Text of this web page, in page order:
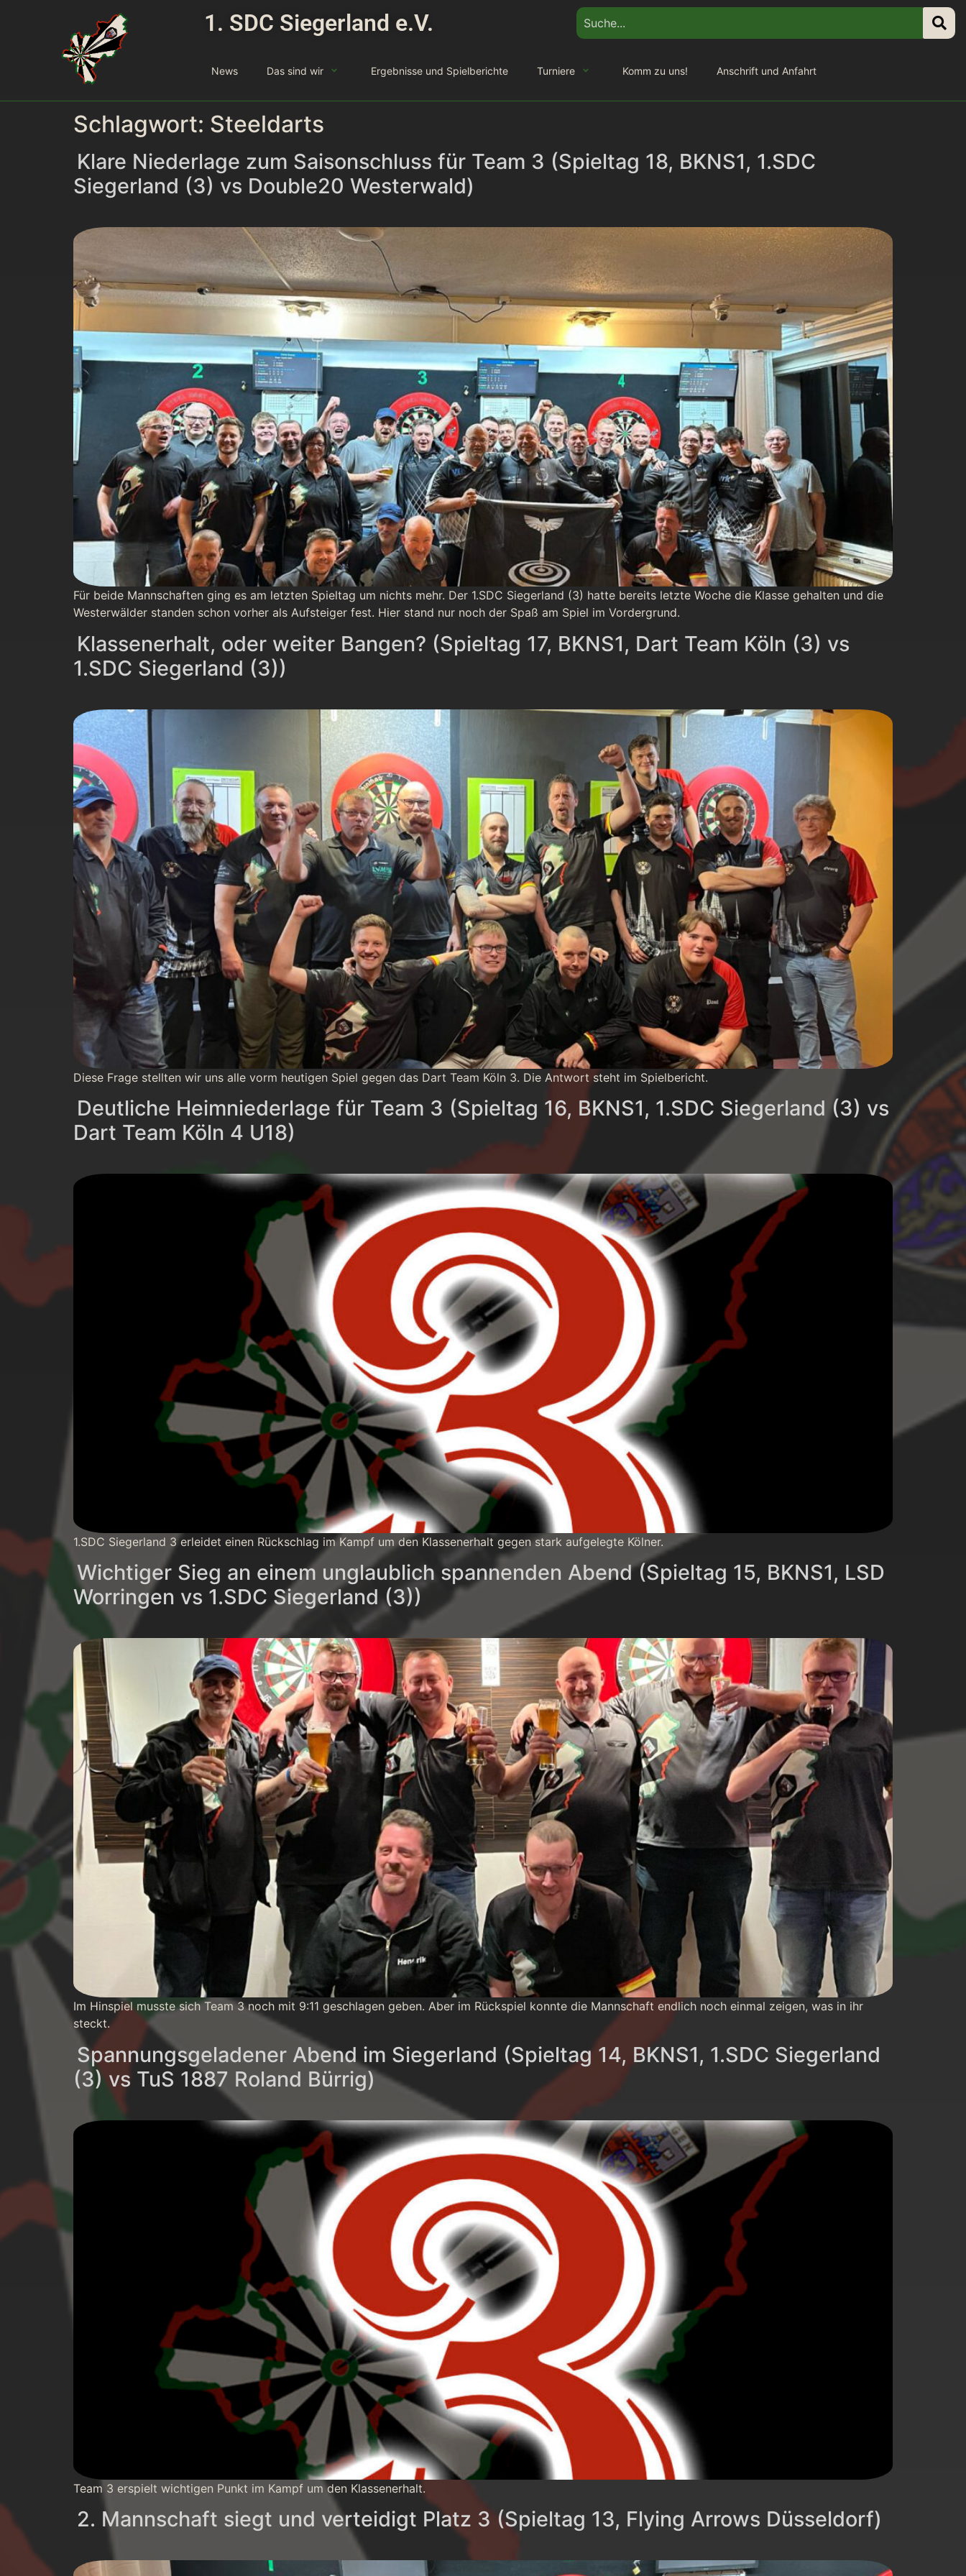
1. SDC Siegerland e.V.
News Das sind wir Ergebnisse und Spielberichte Turniere Komm zu uns! Anschrift und Anfahrt
Schlagwort: Steeldarts
Klare Niederlage zum Saisonschluss für Team 3 (Spieltag 18, BKNS1, 1.SDC
Siegerland (3) vs Double20 Westerwald)
Für beide Mannschaften ging es am letzten Spieltag um nichts mehr. Der 1.SDC Siegerland (3) hatte bereits letzte Woche die Klasse gehalten und die
Westerwälder standen schon vorher als Aufsteiger fest. Hier stand nur noch der Spaß am Spiel im Vordergrund.
Klassenerhalt, oder weiter Bangen? (Spieltag 17, BKNS1, Dart Team Köln (3) vs
1.SDC Siegerland (3))
Diese Frage stellten wir uns alle vorm heutigen Spiel gegen das Dart Team Köln 3. Die Antwort steht im Spielbericht.
Deutliche Heimniederlage für Team 3 (Spieltag 16, BKNS1, 1.SDC Siegerland (3) vs
Dart Team Köln 4 U18)
1.SDC Siegerland 3 erleidet einen Rückschlag im Kampf um den Klassenerhalt gegen stark aufgelegte Kölner.
Wichtiger Sieg an einem unglaublich spannenden Abend (Spieltag 15, BKNS1, LSD
Worringen vs 1.SDC Siegerland (3))
Im Hinspiel musste sich Team 3 noch mit 9:11 geschlagen geben. Aber im Rückspiel konnte die Mannschaft endlich noch einmal zeigen, was in ihr
steckt.
Spannungsgeladener Abend im Siegerland (Spieltag 14, BKNS1, 1.SDC Siegerland
(3) vs TuS 1887 Roland Bürrig)
Team 3 erspielt wichtigen Punkt im Kampf um den Klassenerhalt.
2. Mannschaft siegt und verteidigt Platz 3 (Spieltag 13, Flying Arrows Düsseldorf)